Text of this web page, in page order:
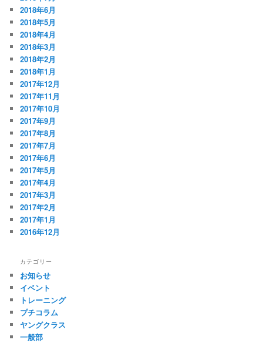
2018年6月
2018年5月
2018年4月
2018年3月
2018年2月
2018年1月
2017年12月
2017年11月
2017年10月
2017年9月
2017年8月
2017年7月
2017年6月
2017年5月
2017年4月
2017年3月
2017年2月
2017年1月
2016年12月
カテゴリー
お知らせ
イベント
トレーニング
プチコラム
ヤングクラス
一般部